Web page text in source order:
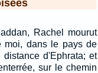
Rachel mourut
moi, dans le pays de
d'Ephrata; et
sur le chemin